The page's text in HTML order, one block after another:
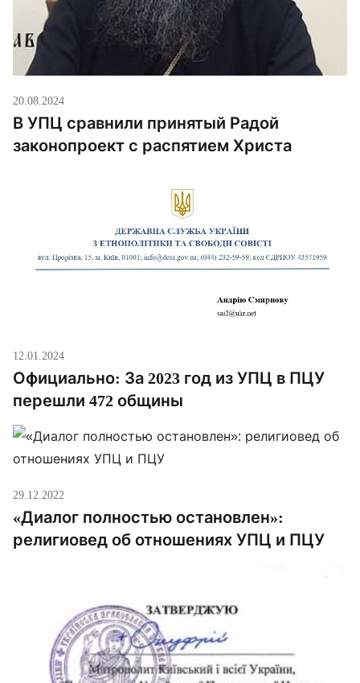
20.08.2024
В УПЦ сравнили принятый Радой
законопроект с распятием Христа
12.01.2024
Официально: За 2023 год из УПЦ в ПЦУ
перешли 472 общины
29.12.2022
«Диалог полностью остановлен»:
религиовед об отношениях УПЦ и ПЦУ